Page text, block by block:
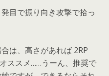
目で振り向き攻撃で拾っ
は、高さがあれば 2RP
ススメ……うーん、推奨で